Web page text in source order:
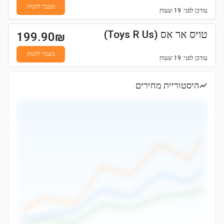
עודכן לפני: 19 שעות
מעבר לחנות
טויס אר אס (Toys R Us)
עודכן לפני: 19 שעות
199.90₪
מעבר לחנות
היסטוריית מחירים